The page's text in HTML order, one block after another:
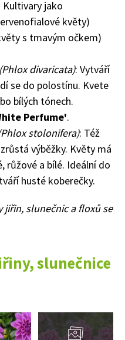
jako
květy)
s tmavým očkem)
(Phlox divaricata): Vytváří
se do polostínu. Kvete
bílých tónech.
Perfume'.
stolonifera): Též
výběžky. Květy má
růžové a bílé. Ideální do
husté koberečky.
slunečnic a floxů se
slunečnice
Přejít
do